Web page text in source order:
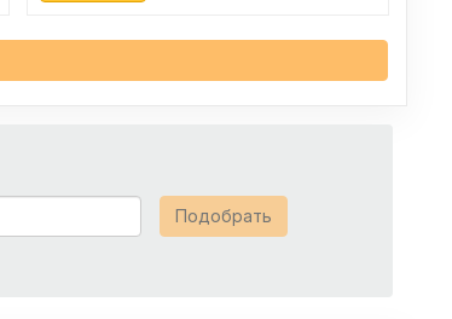
Подобрать